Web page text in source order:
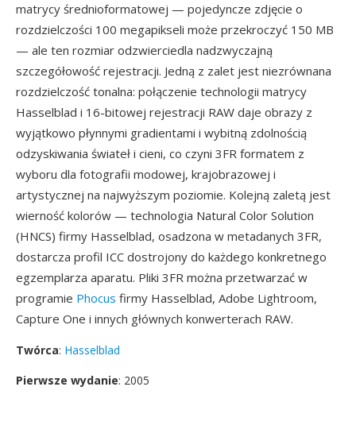
matrycy średnioformatowej — pojedyncze zdjęcie o
rozdzielczości 100 megapikseli może przekroczyć 150 MB
— ale ten rozmiar odzwierciedla nadzwyczajną
szczegółowość rejestracji. Jedną z zalet jest niezrównana
rozdzielczość tonalna: połączenie technologii matrycy
Hasselblad i 16-bitowej rejestracji RAW daje obrazy z
wyjątkowo płynnymi gradientami i wybitną zdolnością
odzyskiwania świateł i cieni, co czyni 3FR formatem z
wyboru dla fotografii modowej, krajobrazowej i
artystycznej na najwyższym poziomie. Kolejną zaletą jest
wierność kolorów — technologia Natural Color Solution
(HNCS) firmy Hasselblad, osadzona w metadanych 3FR,
dostarcza profil ICC dostrojony do każdego konkretnego
egzemplarza aparatu. Pliki 3FR można przetwarzać w
programie Phocus firmy Hasselblad, Adobe Lightroom,
Capture One i innych głównych konwerterach RAW.
Twórca: Hasselblad
Pierwsze wydanie: 2005